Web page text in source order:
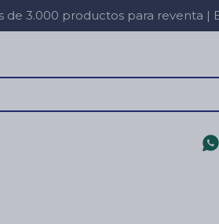
de 3.000 productos para reventa